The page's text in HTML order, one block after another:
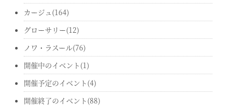
カージュ(164)
グローサリー(12)
ノワ・ラスール(76)
開催中のイベント(1)
開催予定のイベント(4)
開催終了のイベント(88)